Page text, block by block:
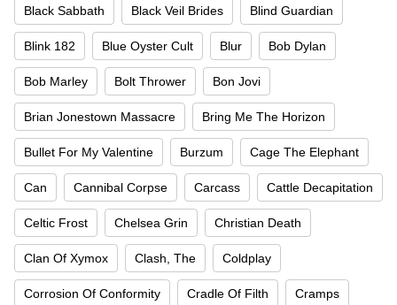
Black Sabbath Black Veil Brides Blind Guardian
Blink 182 Blue Oyster Cult Blur Bob Dylan
Bob Marley Bolt Thrower Bon Jovi
Brian Jonestown Massacre Bring Me The Horizon
Bullet For My Valentine Burzum Cage The Elephant
Can Cannibal Corpse Carcass Cattle Decapitation
Celtic Frost Chelsea Grin Christian Death
Clan Of Xymox Clash, The Coldplay
Corrosion Of Conformity Cradle Of Filth Cramps